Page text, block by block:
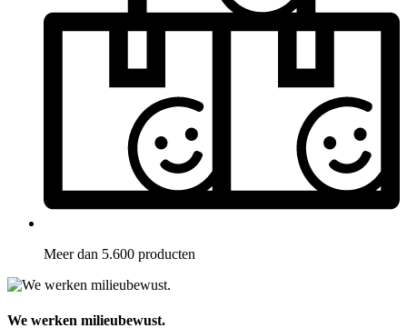
Meer dan 5.600 producten
We werken milieubewust.